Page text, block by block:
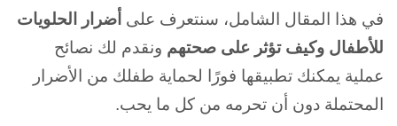
في هذا المقال الشامل، سنتعرف على أضرار الحلويات
للأطفال وكيف تؤثر على صحتهم ونقدم لك نصائح
عملية يمكنك تطبيقها فورًا لحماية طفلك من الأضرار
المحتملة دون أن تحرمه من كل ما يحب.